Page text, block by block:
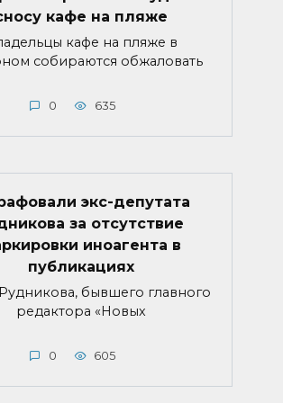
кафе на пляже
кафе на пляже в
собираются обжаловать
0 635
экс-депутата
за отсутствие
иноагента в
публикациях
бывшего главного
редактора «Новых
0 605